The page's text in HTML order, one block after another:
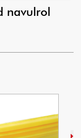
navulrol